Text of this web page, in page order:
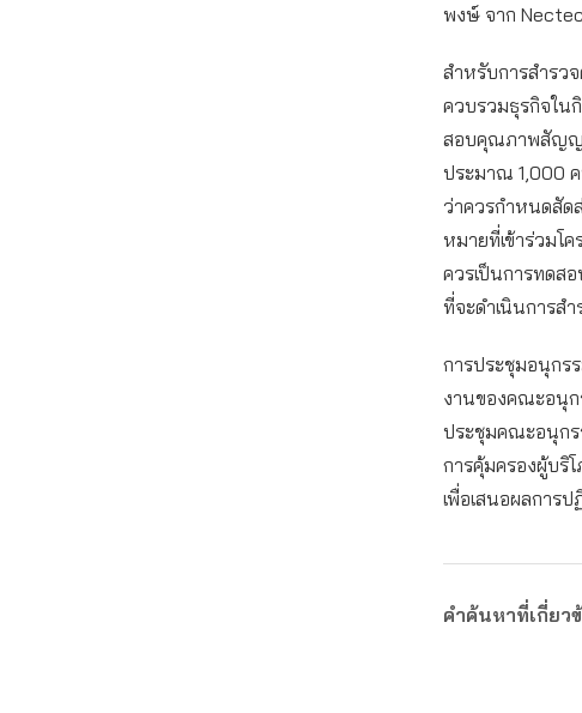
พงษ์ จาก
สำหรับการสำรว
ควบรวมธุรกิจใน
สอบคุณภาพสัญญา
ประมาณ 1,000 ค
ว่าควรกำหนดสัด
หมายที่เข้าร่วมโ
ควรเป็นการทดส
ที่จะดำเนินการส
การประชุมอนุกร
งานของคณะอนุก
ประชุมคณะอนุกร
การคุ้มครองผู้บริ
เพื่อเสนอผลการ
คำค้นหาที่เกี่ยว